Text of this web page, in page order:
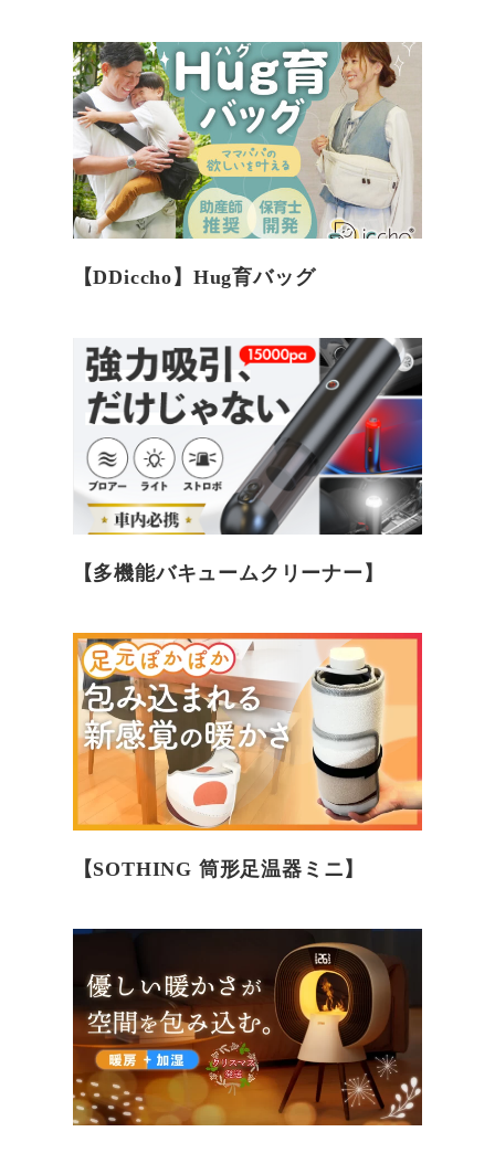
【DDiccho】Hug育バッグ
【多機能バキュームクリーナー】
【SOTHING 筒形足温器ミニ】